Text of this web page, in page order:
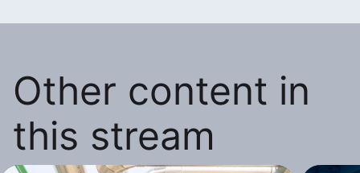
Other content in
this stream